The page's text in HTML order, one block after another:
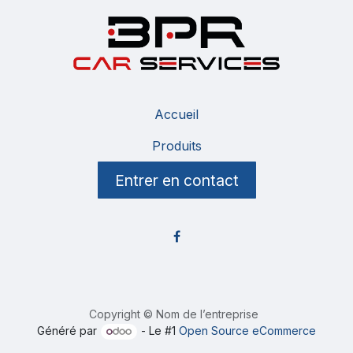
Accueil
Produits
Entrer en contact
Copyright © Nom de l’entreprise
Généré par
- Le #1Open Source eCommerce